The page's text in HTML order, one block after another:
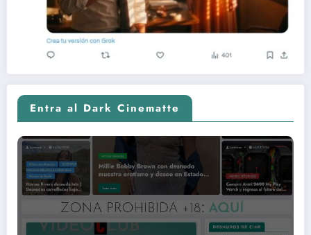
Entra al Dark Cinematte